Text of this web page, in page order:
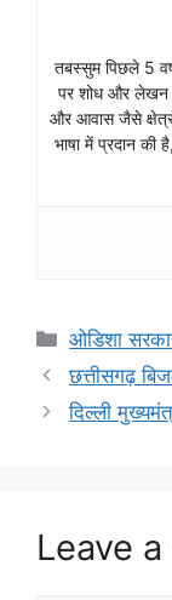
तबस्सुम पिछले 5
पर शोध और लेखन
और आवास जैसे
भाषा में प्रदान की
ओडिशा
छत्तीसगढ़
दिल्ली
Leave